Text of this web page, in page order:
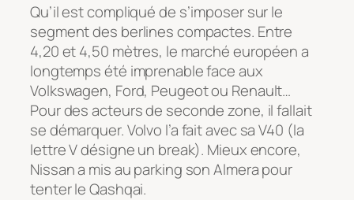
Qu’il est compliqué de s’imposer sur le
segment des berlines compactes. Entre
4,20 et 4,50 mètres, le marché européen a
longtemps été imprenable face aux
Volkswagen, Ford, Peugeot ou Renault…
Pour des acteurs de seconde zone, il fallait
se démarquer. Volvo l’a fait avec sa V40 (la
lettre V désigne un break). Mieux encore,
Nissan a mis au parking son Almera pour
tenter le Qashqai.